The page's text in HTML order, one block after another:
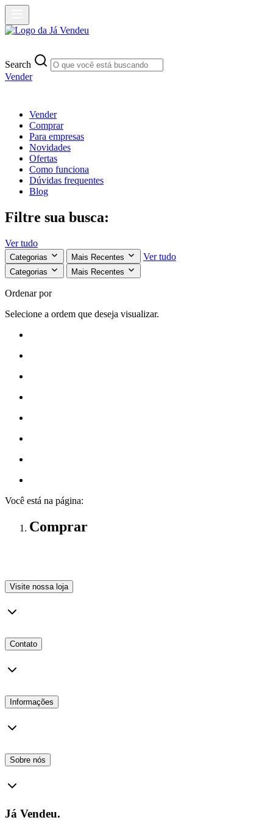
Search
Vender
Vender
Comprar
Para empresas
Novidades
Ofertas
Como funciona
Dúvidas frequentes
Blog
Filtre sua busca:
Ver tudo
Categorias Mais Recentes Ver tudo
Categorias Mais Recentes
Ordenar por
Selecione a ordem que deseja visualizar.
Você está na página:
Comprar
Visite nossa loja
Contato
Informações
Sobre nós
Já Vendeu.